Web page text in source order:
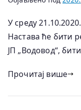
У среду
Настава ће бити
ЈП „Водовод“,
Прочитај више